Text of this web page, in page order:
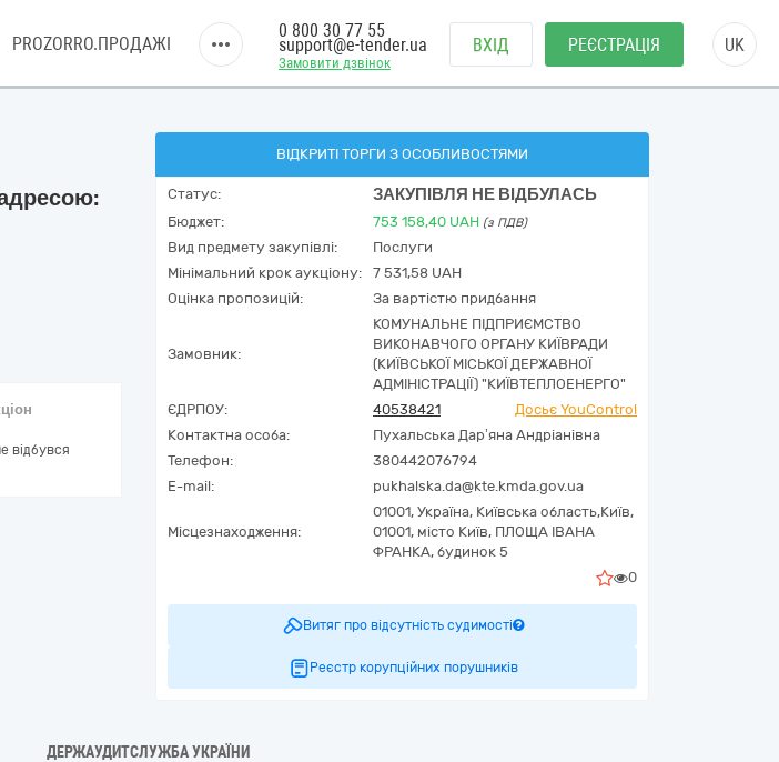
PROZORRO.ПРОДАЖІ
Замовити дзвінок
0 800 30 77 55
support@e-tender.ua ВХІД РЕЄСТРАЦІЯ UK
відбувся
ВІДКРИТІ ТОРГИ З ОСОБЛИВОСТЯМИ
Статус: ЗАКУПІВЛЯ НЕ ВІДБУЛАСЬ
Бюджет: 753 158,40 UAH (з ПДВ)
Вид предмету закупівлі:
Послуги
Мінімальний крок аукціону:
7 531,58 UAH
Оцінка пропозицій:
За вартістю придбання
Замовник:
КОМУНАЛЬНЕ ПІДПРИЄМСТВО
ВИКОНАВЧОГО ОРГАНУ КИЇВРАДИ
(КИЇВСЬКОЇ МІСЬКОЇ ДЕРЖАВНОЇ
АДМІНІСТРАЦІЇ) "КИЇВТЕПЛОЕНЕРГО"
ЄДРПОУ:
40538421
Досьє YouControl
Контактна особа:
Пухальська Дар’яна Андріанівна
Телефон:
380442076794
E-mail:
pukhalska.da@kte.kmda.gov.ua
Місцезнаходження:
01001, Україна, Київська область,Київ,
01001, місто Київ, ПЛОЩА ІВАНА
ФРАНКА, будинок 5
0
Витяг про відсутність судимості
Реєстр корупційних порушників
ДЕРЖАУДИТСЛУЖБА УКРАЇНИ